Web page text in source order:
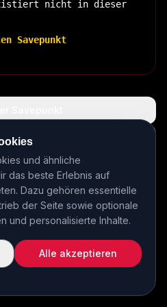
nicht in dieser
Savepunkt
zur Basis
TO CONTINUE...
und ähnliche
das beste Erlebnis auf
Dazu gehören essentielle
der Seite sowie optionale
und personalisierte Inhalte.
Alle akzeptieren